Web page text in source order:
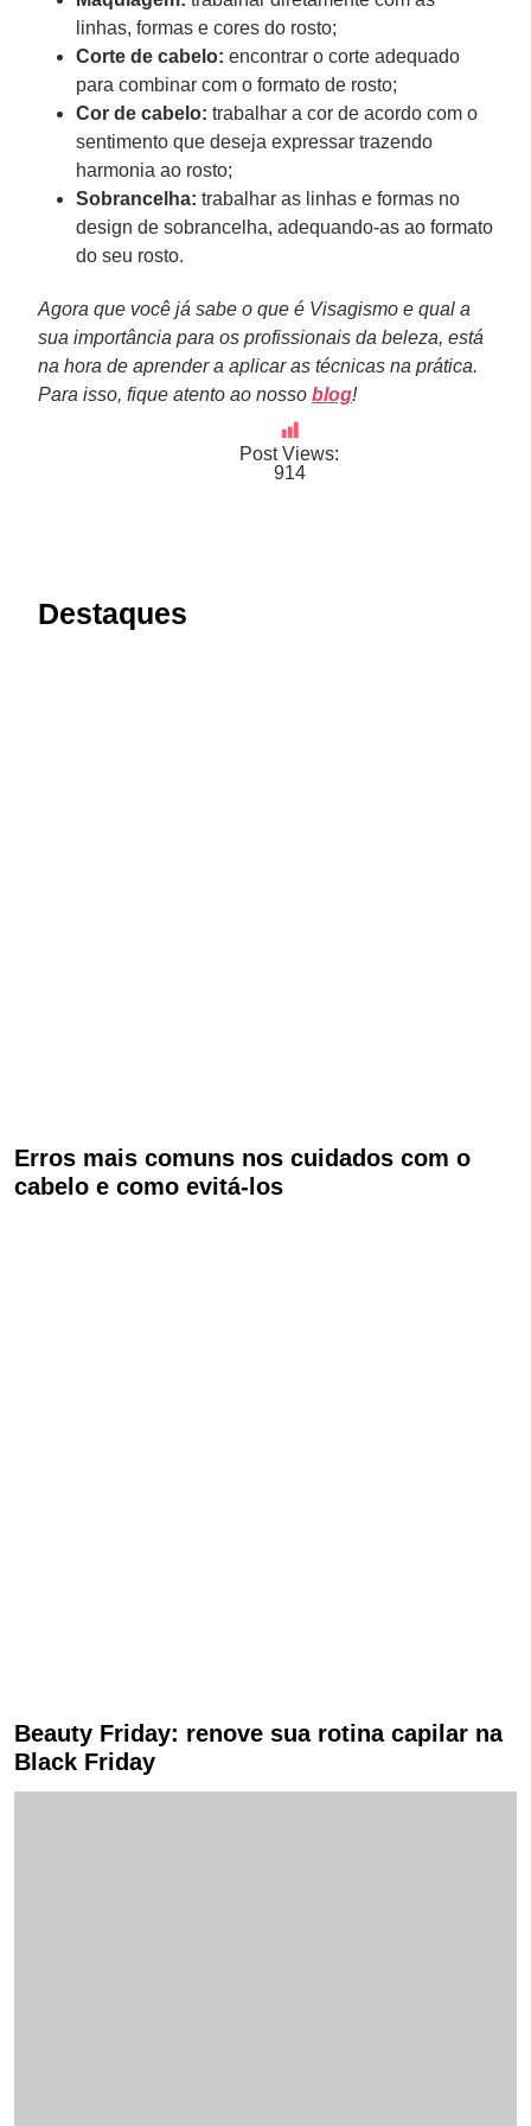
linhas, formas e cores do rosto;
Corte de cabelo: encontrar o corte adequado
para combinar com o formato de rosto;
Cor de cabelo: trabalhar a cor de acordo com o
sentimento que deseja expressar trazendo
harmonia ao rosto;
Sobrancelha: trabalhar as linhas e formas no
design de sobrancelha, adequando-as ao formato
do seu rosto.
Agora que você já sabe o que é Visagismo e qual a
sua importância para os profissionais da beleza, está
na hora de aprender a aplicar as técnicas na prática.
Para isso, fique atento ao nosso blog!
Post Views:
914
Destaques
Erros mais comuns nos cuidados com o
cabelo e como evitá-los
Beauty Friday: renove sua rotina capilar na
Black Friday